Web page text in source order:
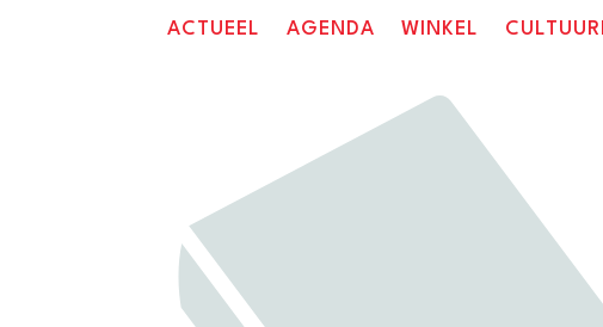
ACTUEEL AGENDA WINKEL